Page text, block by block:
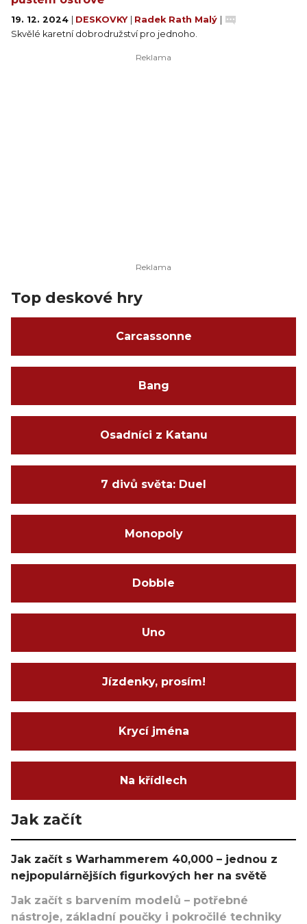
19. 12. 2024 DESKOVKY Radek Rath Malý
Skvělé karetní dobrodružství pro jednoho.
Top deskové hry
Carcassonne
Bang
Osadníci z Katanu
7 divů světa: Duel
Monopoly
Dobble
Uno
Jízdenky, prosím!
Krycí jména
Na křídlech
Jak začít
Jak začít s Warhammerem 40,000 – jednou z
nejpopulárnějších figurkových her na světě
Jak začít s barvením modelů – potřebné
nástroje, základní poučky i pokročilé techniky